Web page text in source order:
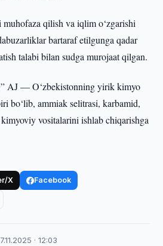
qilish va iqlim o‘zgarishi
bartaraf etilgunga qadar
talabi bilan sudga murojaat qilgan.
AJ — O‘zbekistonning yirik kimyo
bo‘lib, ammiak selitrasi, karbamid,
vositalarini ishlab chiqarishga
X Facebook
· 12:03